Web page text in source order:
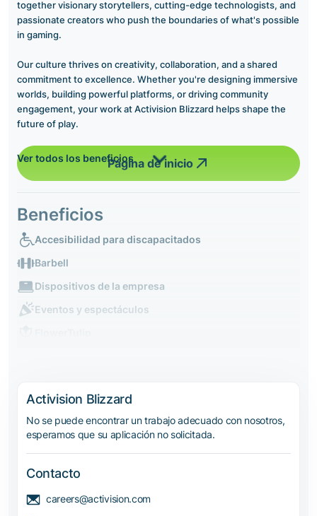
together visionary storytellers, cutting-edge technologists, and
passionate creators who push the boundaries of what's possible
in gaming.
Our culture thrives on creativity, collaboration, and a shared
commitment to excellence. Whether you're designing immersive
worlds, building powerful platforms, or driving community
engagement, your work at Activision Blizzard helps shape the
future of play.
Página de inicio
Beneficios
Accesibilidad para discapacitados
Barbell
Dispositivos de la empresa
Eventos y espectáculos
Ver todos los beneficios
Activision Blizzard
No se puede encontrar un trabajo adecuado con nosotros,
esperamos que su aplicación no solicitada.
Contacto
careers@activision.com